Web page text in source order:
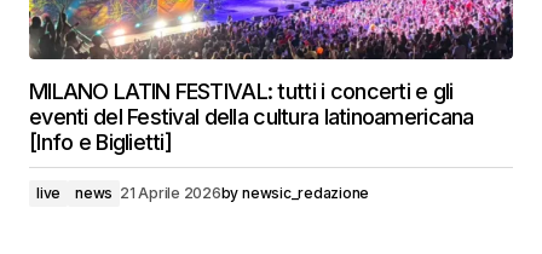
MILANO LATIN FESTIVAL: tutti i concerti e gli
eventi del Festival della cultura latinoamericana
[Info e Biglietti]
live news 21 Aprile 2026by newsic_redazione